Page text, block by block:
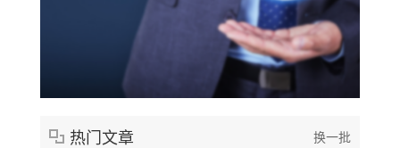
热门文章 换一批